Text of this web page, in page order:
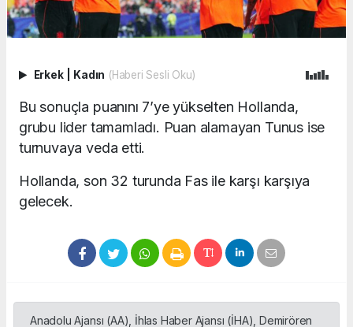
Erkek Kadın (Haberi Sesli Oku)
Bu sonuçla puanını 7’ye yükselten Hollanda,
grubu lider tamamladı. Puan alamayan Tunus ise
turnuvaya veda etti.
Hollanda, son 32 turunda Fas ile karşı karşıya
gelecek.
Anadolu Ajansı (AA), İhlas Haber Ajansı (İHA), Demirören